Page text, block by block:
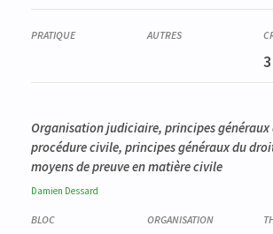
3
Organisation judiciaire, principes
procédure civile, principes généraux du
moyens de preuve en matière civile
Damien Dessard